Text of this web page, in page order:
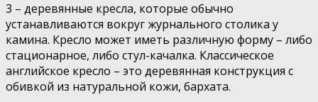
3 – деревянные кресла, которые обычно
устанавливаются вокруг журнального столика у
камина. Кресло может иметь различную форму – либо
стационарное, либо стул-качалка. Классическое
английское кресло – это деревянная конструкция с
обивкой из натуральной кожи, бархата.